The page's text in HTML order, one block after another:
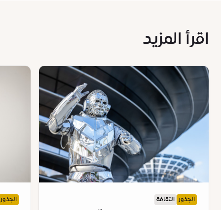
اقرأ المزيد
الجذور الثقافة الجذور